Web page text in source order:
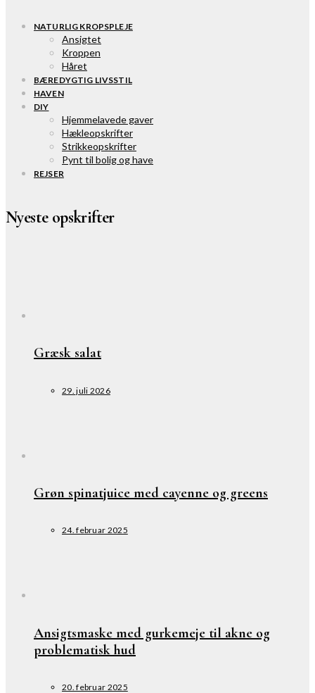
NATURLIG KROPSPLEJE
Ansigtet
Kroppen
Håret
BÆREDYGTIG LIVSSTIL
HAVEN
DIY
Hjemmelavede gaver
Hækleopskrifter
Strikkeopskrifter
Pynt til bolig og have
REJSER
Nyeste opskrifter
Græsk salat
29. juli 2026
Grøn spinatjuice med cayenne og greens
24. februar 2025
Ansigtsmaske med gurkemeje til akne og
problematisk hud
20. februar 2025